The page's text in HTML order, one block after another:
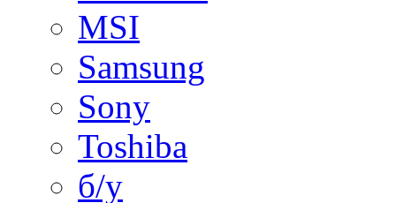
MSI
Samsung
Sony
Toshiba
б/у